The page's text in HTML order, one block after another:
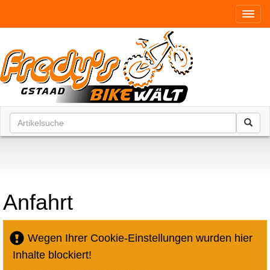
Anfahrt
Wegen Ihrer Cookie-Einstellungen wurden hier
Inhalte blockiert!